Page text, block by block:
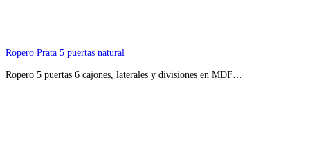
Ropero Prata 5 puertas natural
Ropero 5 puertas 6 cajones, laterales y divisiones en MDF…